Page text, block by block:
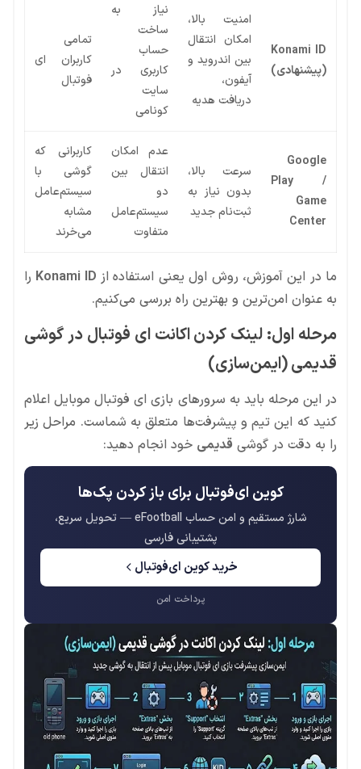
Konami ID
(پیشنهادی)
امنیت بالا،
امکان انتقال
بین اندروید و
آیفون،
دریافت هدیه
نیاز به
ساخت
حساب
کاربری در
سایت
کونامی
تمامی
کاربران ای
فوتبال
Google
Play /
Game
Center
سرعت بالا،
بدون نیاز به
ثبت‌نام جدید
عدم امکان
انتقال بین
دو
سیستم‌عامل
متفاوت
کاربرانی که
گوشی با
سیستم‌عامل
مشابه
می‌خرند
ما در این آموزش، روش اول یعنی استفاده از Konami ID را
به عنوان امن‌ترین و بهترین راه بررسی می‌کنیم.
مرحله اول: لینک کردن اکانت ای فوتبال در گوشی
قدیمی (ایمن‌سازی)
در این مرحله باید به سرورهای بازی ای فوتبال موبایل اعلام
کنید که این تیم و پیشرفت‌ها متعلق به شماست. مراحل زیر
را به دقت در گوشی قدیمی خود انجام دهید:
کوین ای‌فوتبال برای باز کردن پک‌ها
شارژ مستقیم و امن حساب eFootball — تحویل سریع،
پشتیبانی فارسی
خرید کوین ای‌فوتبال
پرداخت امن